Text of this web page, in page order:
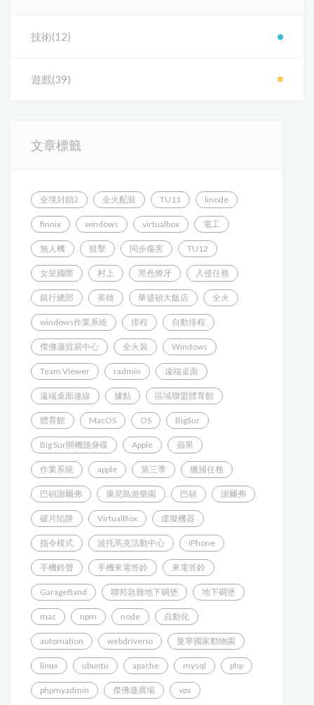
技術(12)
遊戲(39)
文章標籤
全境封鎖2 全火配裝 TU11 linode
finnix windows virtualbox 電工
無人機 狙擊 同步傷害 TU12
女皇國際 村上 黑色獠牙 入侵任務
銀行總部 英雄 華盛頓大飯店 全火
windows作業系統 排程 自動排程
傑佛遜貿易中心 全火裝 Windows
Team Viewer radmin 遠端桌面
遠端桌面連線 據點 區域聯盟體育館
體育館 MacOS OS BigSur
Big Sur開機隨身碟 Apple 蘋果
作業系統 apple 第三季 獵捕任務
巴頓謝爾弗 康尼島遊樂園 巴頓 謝爾弗
破片陷阱 VirtualBox 虛擬機器
指令模式 波托馬克活動中心 iPhone
手機鈴聲 手機來電答鈴 來電答鈴
GarageBand 聯邦急難地下碉堡 地下碉堡
mac npm node 自動化
automation webdriverio 曼寧國家動物園
linux ubuntu apache mysql php
phpmyadmin 傑佛遜廣場 vps